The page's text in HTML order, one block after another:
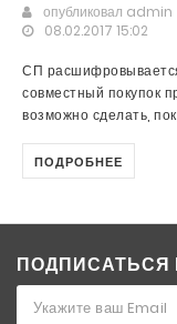
опубликовал admin
08.02.2017 15:02
СП
совместный покупок
возможно сделать,
ПОДРОБНЕЕ
ПОДПИСАТЬСЯ